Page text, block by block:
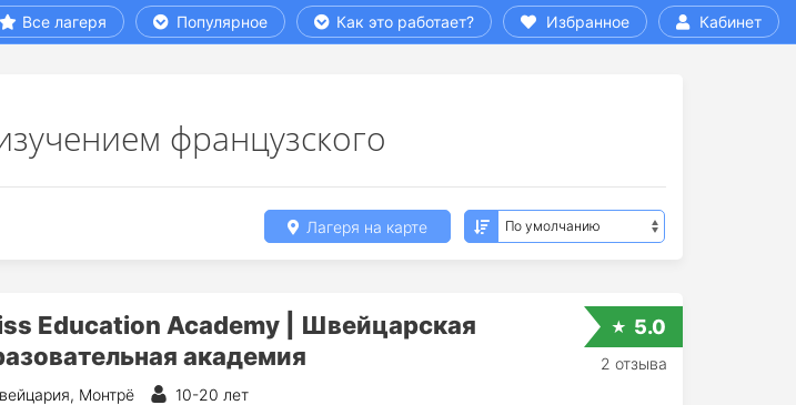
Все лагеря Популярное Как это работает? Избранное Кабинет
французского
Лагеря на карте
Education Academy | Швейцарская
академия
Монтрё 10-20 лет
5.0
2 отзыва